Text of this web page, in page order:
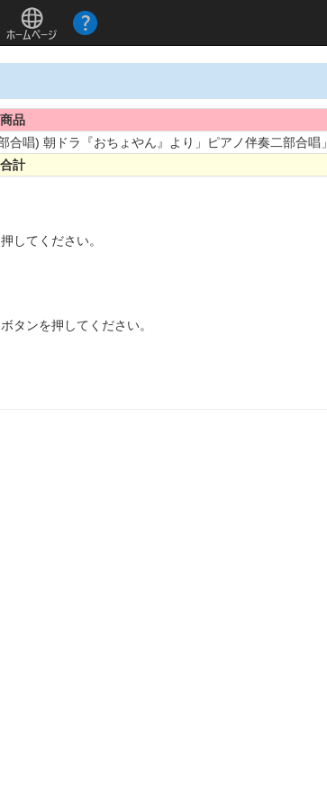
商品
唱) 朝ドラ『おちょやん』より」ピアノ伴奏二部合唱」
合計
してください。
タンを押してください。